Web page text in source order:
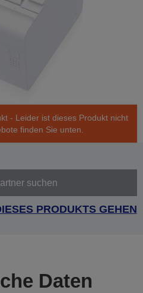
- Leider ist dieses Produkt nicht
finden Sie unten.
suchen
PRODUKTS GEHEN
Daten